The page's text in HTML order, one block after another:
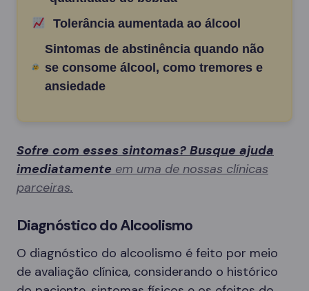
Tolerância aumentada ao álcool
Sintomas de abstinência quando não
se consome álcool, como tremores e
ansiedade
Sofre com esses sintomas? Busque ajuda
imediatamente em uma de nossas clínicas
parceiras.
Diagnóstico do Alcoolismo
O diagnóstico do alcoolismo é feito por meio
de avaliação clínica, considerando o histórico